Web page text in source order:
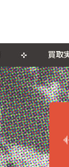
ゲーム機本
レコード
その他関連
買取
宅配買取につ
ブログ